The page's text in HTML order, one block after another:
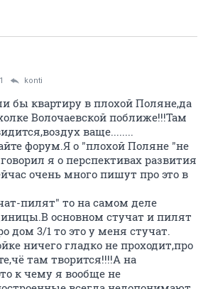
konti
бы квартиру в плохой Поляне,да
Волочаевской поближе!!!Там
ваще........
форум.Я о "плохой Поляне "не
я о перспективах развития
очень много пишут про это в
пилят" то на самом деле
основном стучат и пилят
дом 3/1 то это у меня стучат.
ничего гладко не проходит,про
там творится!!!!А на
к чему я вообще не